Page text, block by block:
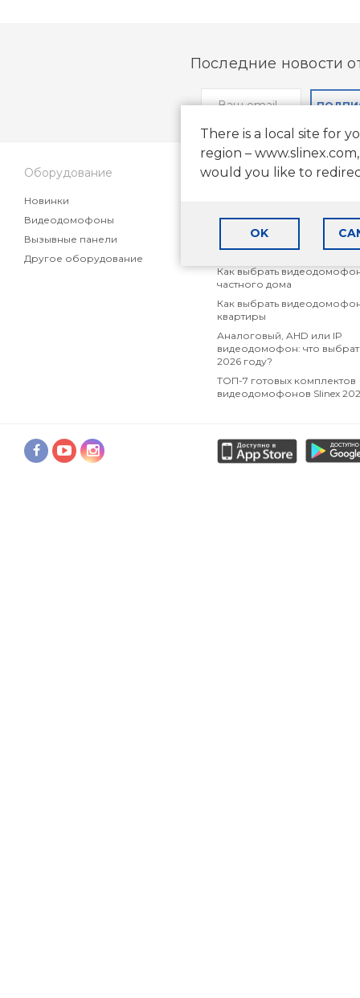
There is a local site for
region – www.slinex.com,
would you like to
OK
Последние новости
Оборудование
Новинки
Видеодомофоны
Вызывные панели
Другое оборудование
Поддержка
Статьи
Маркетинговые материалы
партнеров
Как выбрать
частного дома
Как выбрать
квартиры
Аналоговый, AHD или IP
видеодомофон: что
2026 году?
ТОП-7 готовых комплектов
видеодомофонов Slinex